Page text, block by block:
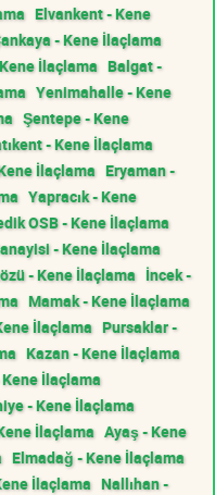
Elvankent - Kene
- Kene İlaçlama
İlaçlama Balgat -
Yenimahalle - Kene
Şentepe - Kene
- Kene İlaçlama
İlaçlama Eryaman -
Yapracık - Kene
OSB - Kene İlaçlama
- Kene İlaçlama
- Kene İlaçlama İncek -
Mamak - Kene İlaçlama
İlaçlama Pursaklar -
Kazan - Kene İlaçlama
Kene İlaçlama
- Kene İlaçlama
İlaçlama Ayaş - Kene
Elmadağ - Kene İlaçlama
İlaçlama Nallıhan -